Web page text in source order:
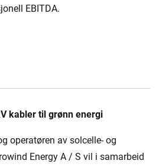
EBITDA.
kabler til grønn energi
operatøren av solcelle- og
Energy A / S vil i samarbeid